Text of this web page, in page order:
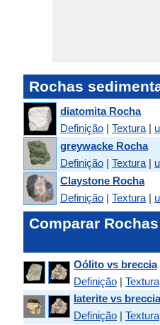
Rochas
diatomita Rocha
Definição | Textura |
greywacke Rocha
Definição | Textura |
Claystone Rocha
Definição | Textura |
Comparar
Oólito vs breccia
Definição | Textura
laterite vs breccia
Definição | Textura